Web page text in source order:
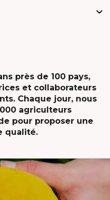
près de 100 pays,
et collaborateurs
Chaque jour, nous
agriculteurs
pour proposer une
qualité.